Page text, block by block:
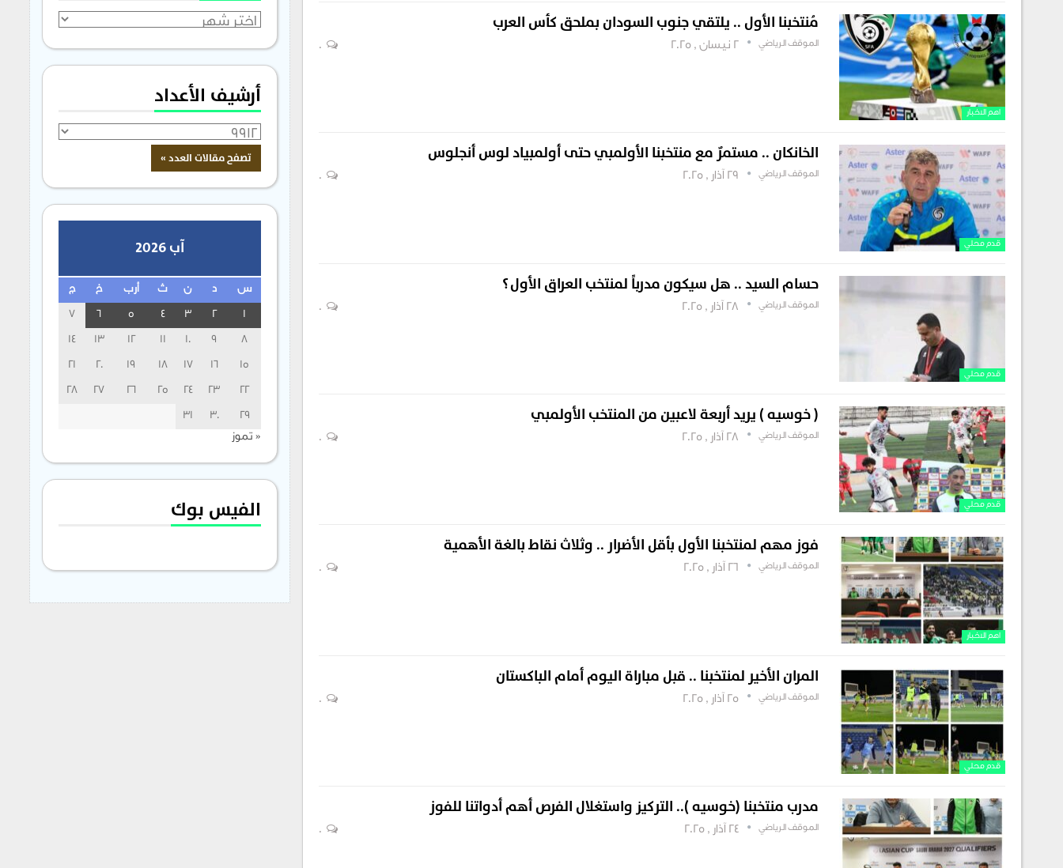
اهم الاخبار
مُنتخبنا الأول .. يلتقي جنوب السودان بملحق كأس العرب
الموقف الرياضي 2 نيسان , 2025
قدم محلي
الخانكان .. مستمرٌ مع منتخبنا الأولمبي حتى أولمبياد لوس أنجلوس
الموقف الرياضي 29 آذار , 2025
قدم محلي
حسام السيد .. هل سيكون مدرباً لمنتخب العراق الأول ؟
الموقف الرياضي 28 آذار , 2025
قدم محلي
( خوسيه ) يريد أربعة لاعبين من المنتخب الأولمبي
الموقف الرياضي 28 آذار , 2025
اهم الاخبار
فوز مهم لمنتخبنا الأول بأقل الأضرار .. وثلاث نقاط بالغة الأهمية
الموقف الرياضي 26 آذار , 2025
قدم محلي
المران الأخير لمنتخبنا .. قبل مباراة اليوم أمام الباكستان
الموقف الرياضي 25 آذار , 2025
مدرب منتخبنا (خوسيه ).. التركيز واستغلال الفرص أهم أدواتنا للفوز
الموقف الرياضي 24 آذار , 2025
الأرشيف
أرشيف الأعداد
آب 2026
س د ن ث أرب خ ج
1
2
3
4
5
6
7
8
9
10
11
12
13
14
15
16
17
18
19
20
21
22
23
24
25
26
27
28
29
30
31
« تموز
الفيس بوك